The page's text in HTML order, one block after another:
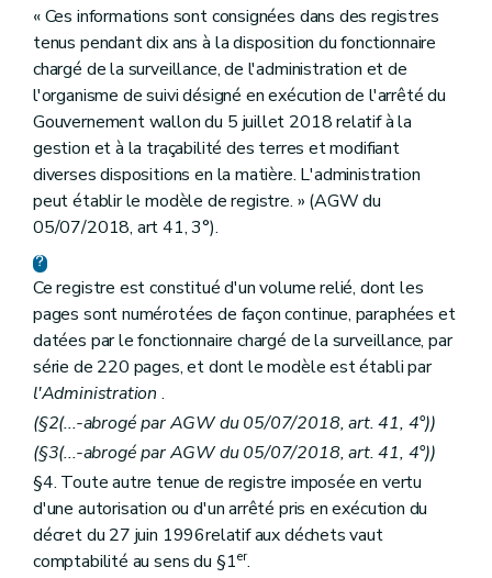
« Ces informations sont consignées dans des registres
tenus pendant dix ans à la disposition du fonctionnaire
chargé de la surveillance, de l'administration et de
l'organisme de suivi désigné en exécution de l'arrêté du
Gouvernement wallon du 5 juillet 2018 relatif à la
gestion et à la traçabilité des terres et modifiant
diverses dispositions en la matière. L'administration
peut établir le modèle de registre. » (AGW du
05/07/2018, art 41, 3°).
Ce registre est constitué d'un volume relié, dont les
pages sont numérotées de façon continue, paraphées et
datées par le fonctionnaire chargé de la surveillance, par
série de 220 pages, et dont le modèle est établi par
l'Administration .
(§2(...-abrogé par AGW du 05/07/2018, art. 41, 4°))
(§3(...-abrogé par AGW du 05/07/2018, art. 41, 4°))
§4. Toute autre tenue de registre imposée en vertu
d'une autorisation ou d'un arrêté pris en exécution du
décret du 27 juin 1996relatif aux déchets vaut
comptabilité au sens du §1er.